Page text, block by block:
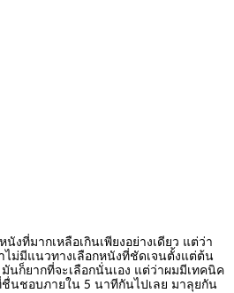
งที่มากเหลือเกินเพียงอย่างเดียว แต่ว่า
ไม่มีแนวทางเลือกหนังที่ชัดเจนตั้งแต่ต้น
นก็ยากที่จะเลือกนั่นเอง แต่ว่าผมมีเทคนิค
ชื่นชอบภายใน 5 นาทีกันไปเลย มาลุยกัน